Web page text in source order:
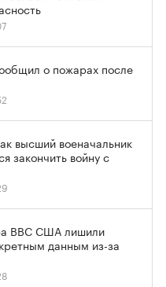
о пожарах после
высший военачальник
закончить войну с
ВВС США лишили
данным из-за